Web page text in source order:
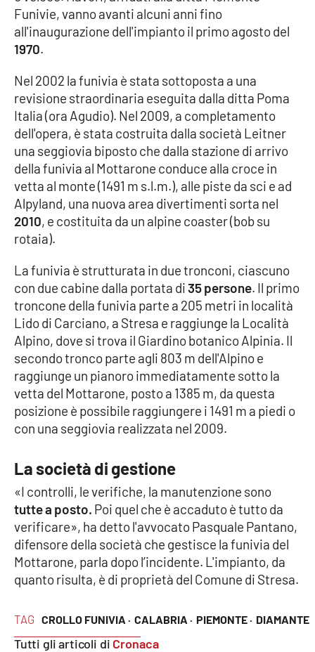
SPECIALI
Buona Sanità Calabria
LACALABRIAVISIONE
Destinazioni
Eventi
Food
Storie
LAC
NETWORK
Lacplay.it
Lactv.it
Laconair.it
Lacitymag.it
Lacapitalenews.it
Ilreggino.it
Cosenzachannel.it
Ilvibonese.it
TAG CROLLO FUNIVIA · CALABRIA · PIEMONTE · DIAMANTE
Tutti gli articoli di Cronaca
Funivie, vanno avanti alcuni anni fino
all'inaugurazione dell'impianto il primo agosto del
1970.
Nel 2002 la funivia è stata sottoposta a una
revisione straordinaria eseguita dalla ditta Poma
Italia (ora Agudio). Nel 2009, a completamento
dell'opera, è stata costruita dalla società Leitner
una seggiovia biposto che dalla stazione di arrivo
della funivia al Mottarone conduce alla croce in
vetta al monte (1491 m s.l.m.), alle piste da sci e ad
Alpyland, una nuova area divertimenti sorta nel
2010, e costituita da un alpine coaster (bob su
rotaia).
La funivia è strutturata in due tronconi, ciascuno
con due cabine dalla portata di35 persone. Il primo
troncone della funivia parte a 205 metri in località
Lido di Carciano, a Stresa e raggiunge la Località
Alpino, dove si trova il Giardino botanico Alpinia. Il
secondo tronco parte agli 803 m dell'Alpino e
raggiunge un pianoro immediatamente sotto la
vetta del Mottarone, posto a 1385 m, da questa
posizione è possibile raggiungere i 1491 m a piedi o
con una seggiovia realizzata nel 2009.
La società di gestione
«I controlli, le verifiche, la manutenzione sono
tutte a posto. Poi quel che è accaduto è tutto da
verificare», ha detto l'avvocato Pasquale Pantano,
difensore della società che gestisce la funivia del
Mottarone, parla dopo l’incidente. L'impianto, da
quanto risulta, è di proprietà del Comune di Stresa.